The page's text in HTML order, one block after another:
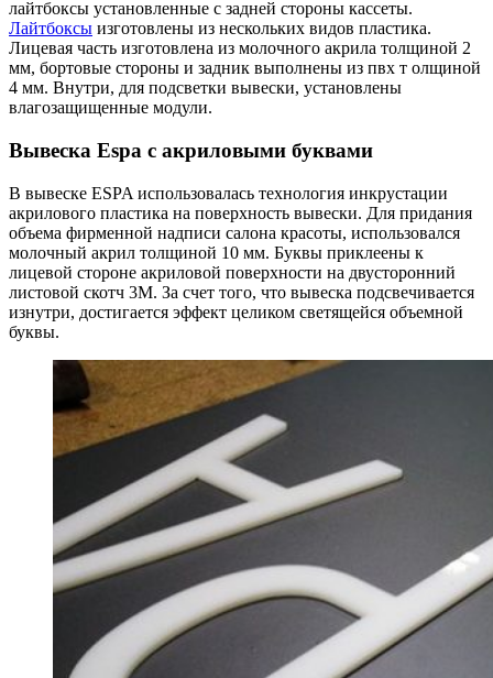
лайтбоксы установленные с задней стороны кассеты.
Лайтбоксы изготовлены из нескольких видов пластика.
Лицевая часть изготовлена из молочного акрила толщиной 2
мм, бортовые стороны и задник выполнены из пвх т олщиной
4 мм. Внутри, для подсветки вывески, установлены
влагозащищенные модули.
Вывеска Еspa с акриловыми буквами
В вывеске ESPA использовалась технология инкрустации
акрилового пластика на поверхность вывески. Для придания
объема фирменной надписи салона красоты, использовался
молочный акрил толщиной 10 мм. Буквы приклеены к
лицевой стороне акриловой поверхности на двусторонний
листовой скотч 3М. За счет того, что вывеска подсвечивается
изнутри, достигается эффект целиком светящейся объемной
буквы.